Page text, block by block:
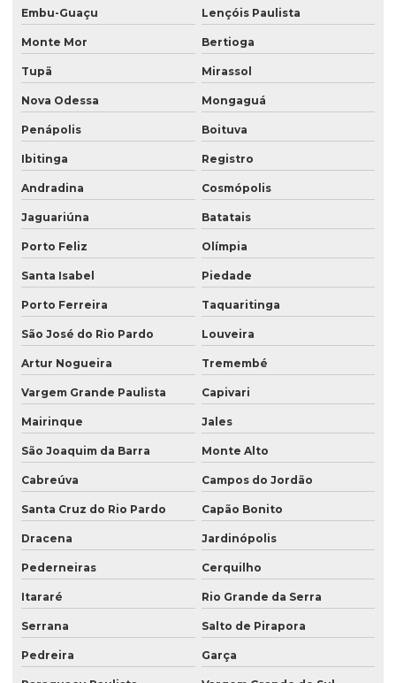
Saco valvulado polipropileno
Saco valvulado produto quimico
Saco valvulado de rafia
Saco valvulado rafia transparente
Saco valvulado para sal
Saco valvulado para textura
Saco valvulado topo
Saco valvulado15 kg
Sacos para congelados
Sacos kraft
Sacos laminados
Sacos para lanche
Sacos para laticínios
Embu-Guaçu Lençóis Paulista
Monte Mor Bertioga
Tupã Mirassol
Nova Odessa Mongaguá
Penápolis Boituva
Ibitinga Registro
Andradina Cosmópolis
Jaguariúna Batatais
Porto Feliz Olímpia
Santa Isabel Piedade
Porto Ferreira Taquaritinga
São José do Rio Pardo Louveira
Artur Nogueira Tremembé
Vargem Grande Paulista Capivari
Mairinque Jales
São Joaquim da Barra Monte Alto
Cabreúva Campos do Jordão
Santa Cruz do Rio Pardo Capão Bonito
Dracena Jardinópolis
Pederneiras Cerquilho
Itararé Rio Grande da Serra
Serrana Salto de Pirapora
Pedreira Garça